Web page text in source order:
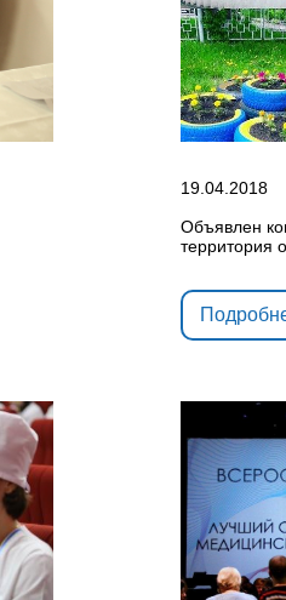
19.04.2018
Объявлен
территория